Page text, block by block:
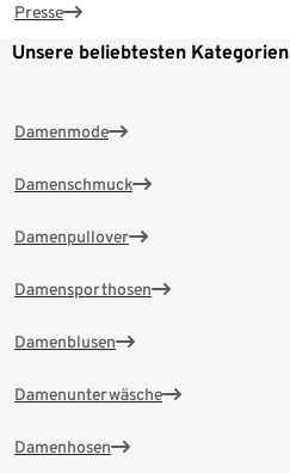
Presse
Unsere beliebtesten Kategorien
Damenmode
Damenschmuck
Damenpullover
Damensporthosen
Damenblusen
Damenunterwäsche
Damenhosen